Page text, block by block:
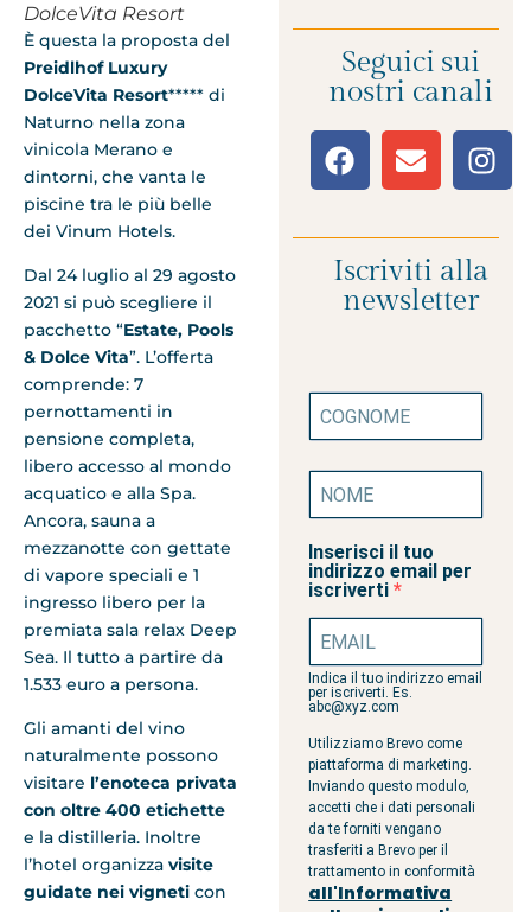
DolceVita Resort
È questa la proposta del
Preidlhof Luxury
DolceVita Resort***** di
Naturno nella zona
vinicola Merano e
dintorni, che vanta le
piscine tra le più belle
dei Vinum Hotels.
Dal 24 luglio al 29 agosto
2021 si può scegliere il
pacchetto “Estate, Pools
& Dolce Vita”. L’offerta
comprende: 7
pernottamenti in
pensione completa,
libero accesso al mondo
acquatico e alla Spa.
Ancora, sauna a
mezzanotte con gettate
di vapore speciali e 1
ingresso libero per la
premiata sala relax Deep
Sea. Il tutto a partire da
1.533 euro a persona.
Gli amanti del vino
naturalmente possono
visitare l’enoteca privata
con oltre 400 etichette
e la distilleria. Inoltre
l’hotel organizza visite
guidate nei vigneti con
Seguici sui
nostri canali
Iscriviti alla
newsletter
Inserisci il tuo
indirizzo email per
iscriverti
Indica il tuo indirizzo email
per iscriverti. Es.
abc@xyz.com
Utilizziamo Brevo come
piattaforma di marketing.
Inviando questo modulo,
accetti che i dati personali
da te forniti vengano
trasferiti a Brevo per il
trattamento in conformità
all'Informativa